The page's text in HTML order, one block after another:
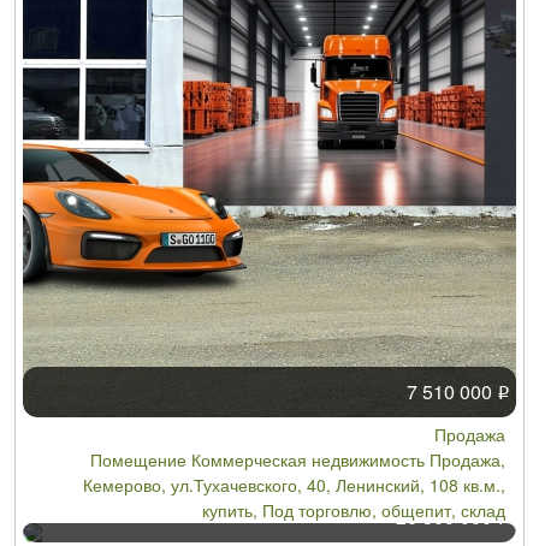
7 510 000 Р
Продажа
Помещение Коммерческая недвижимость Продажа,
Кемерово, ул.Тухачевского, 40, Ленинский, 108 кв.м.,
купить, Под торговлю, общепит, склад
26 300 000Р